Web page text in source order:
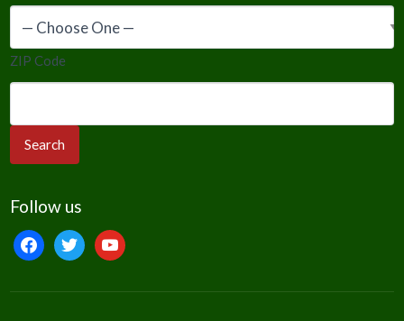
ZIP Code
Follow us
facebooktwitteryoutube